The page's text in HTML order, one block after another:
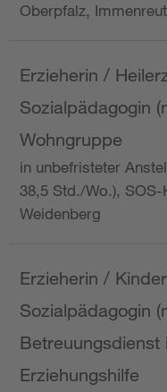
Oberpfalz,
Erzieherin /
Sozialpädagogin
Wohngruppe
in unbefristeter
38,5 Std./Wo.),
Weidenberg
Erzieherin /
Sozialpädagogin
Betreuungsdienst
Erziehungshilfe